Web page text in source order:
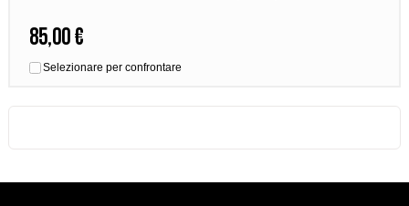
85,00 €
Selezionare per confrontare